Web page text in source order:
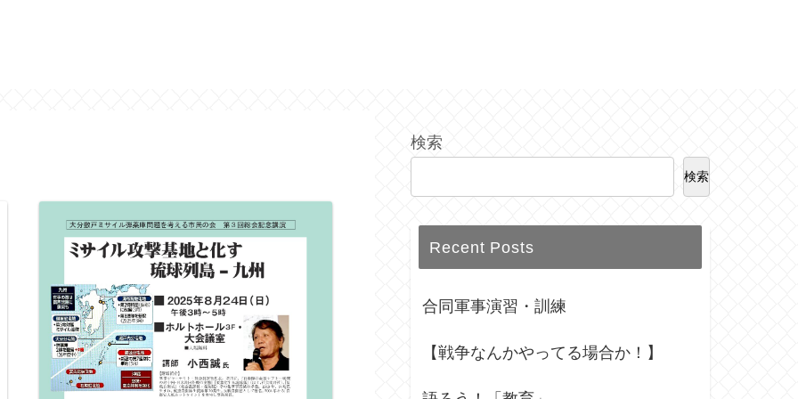
検索
検索
Recent Posts
合同軍事演習・訓練
【戦争なんかやってる場合か！】